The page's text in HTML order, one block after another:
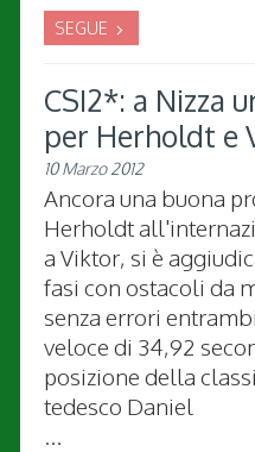
SEGUE
CSI2*: a Nizza
per Herholdt e
10 Marzo 2012
Ancora una buona
Herholdt
a Viktor, si è
fasi con ostacoli da
senza errori
veloce di 34,92
posizione della
tedesco Daniel
...